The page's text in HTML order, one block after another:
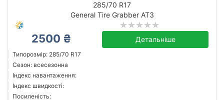
285/70 R17
General Tire Grabber AT3
2500 ₴ Детальніше
Типорозмір: 285/70 R17
Сезон: всесезонна
Індекс навантаження:
Індекс швидкості:
Посиленість: